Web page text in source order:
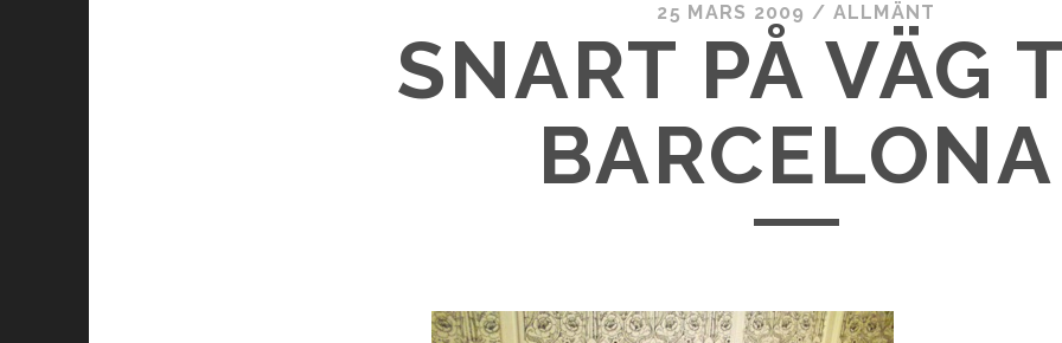
25 MARS 2009 / ALLMÄNT
SNART PÅ VÄG
BARCELONA